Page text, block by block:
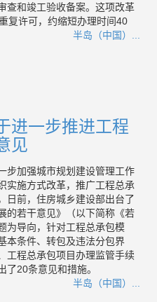
查和竣工验收备案。这项改革
复许可，约缩短办理时间40
半岛（中国）...
进一步推进工程
见
步加强城市规划建设管理工作
实施方式改革，推广工程总承
日前，住房城乡建设部出台了
的若干意见》（以下简称《若
为导向，针对工程总承包模
本条件、转包及违法分包界
工程总承包项目办理监管手续
20条意见和措施。
半岛（中国）...